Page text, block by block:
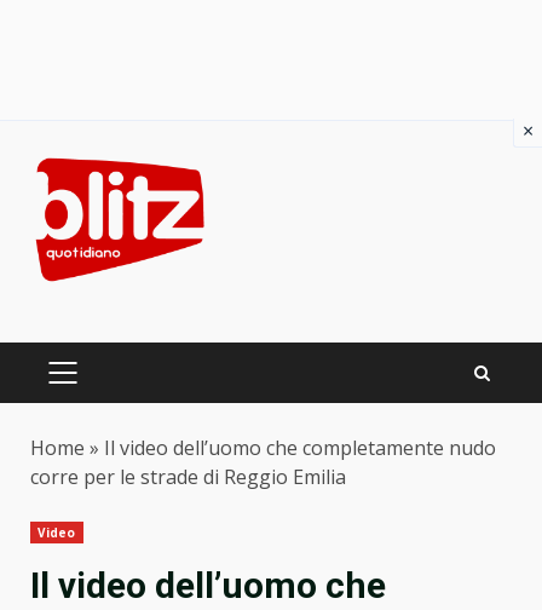
content
PRIMARY
Home » Il video dell’uomo che completamente nudo
corre per le strade di Reggio Emilia
Video
Il video dell’uomo che
×